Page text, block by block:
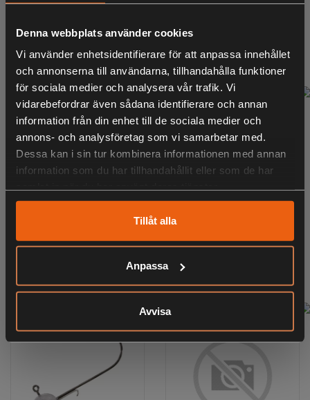
Denna webbplats använder cookies
Vi använder enhetsidentifierare för att anpassa innehållet
och annonserna till användarna, tillhandahålla funktioner
för sociala medier och analysera vår trafik. Vi
vidarebefordrar även sådana identifierare och annan
information från din enhet till de sociala medier och
annons- och analysföretag som vi samarbetar med.
Dessa kan i sin tur kombinera informationen med annan
information som du har tillhandahållit eller som de har
Tillåt alla
Anpassa
Avvisa
12CM
99:-
inklusive moms
79:-
inklusive moms
CUTTER 21CM
inklusive moms
WESTIN PRO
HOODIE BLACK
799:-
inklusive moms